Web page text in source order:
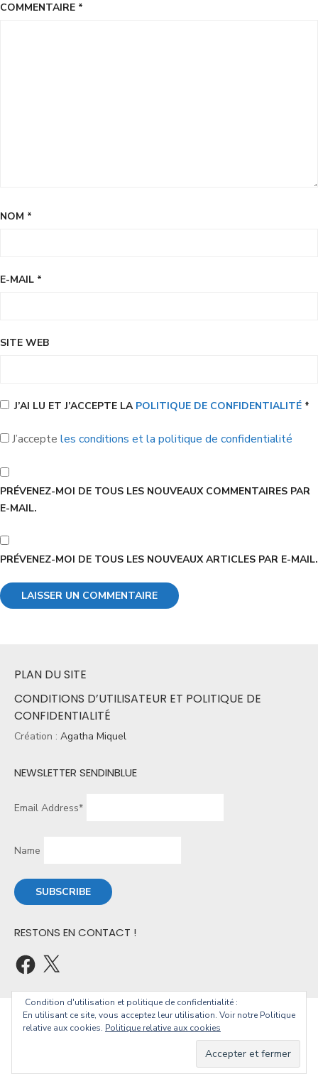
COMMENTAIRE *
NOM *
E-MAIL *
SITE WEB
J’AI LU ET J’ACCEPTE LA POLITIQUE DE CONFIDENTIALITÉ *
J’accepte les conditions et la politique de confidentialité
PRÉVENEZ-MOI DE TOUS LES NOUVEAUX COMMENTAIRES PAR
E-MAIL.
PRÉVENEZ-MOI DE TOUS LES NOUVEAUX ARTICLES PAR E-MAIL.
PLAN DU SITE
CONDITIONS D’UTILISATEUR ET POLITIQUE DE
CONFIDENTIALITÉ
Création : Agatha Miquel
NEWSLETTER SENDINBLUE
Email Address*
Name
RESTONS EN CONTACT !
© 2026 Christophe Geourjon
Theme by Design Lab
Condition d'utilisation et politique de confidentialité :
En utilisant ce site, vous acceptez leur utilisation. Voir notre Politique
relative aux cookies. Politique relative aux cookies